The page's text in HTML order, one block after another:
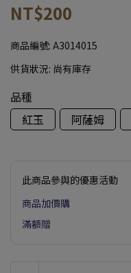
NT$200
商品編號: A3014015
供貨狀況: 尚有庫存
品種
紅玉
阿薩姆
此商品參與的優惠活動
商品加價購
滿額贈